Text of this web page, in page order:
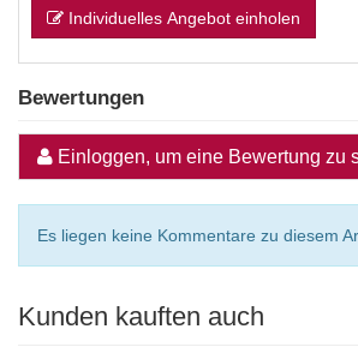
Individuelles Angebot einholen
Bewertungen
Einloggen, um eine Bewertung zu
Es liegen keine Kommentare zu diesem
Kunden kauften auch